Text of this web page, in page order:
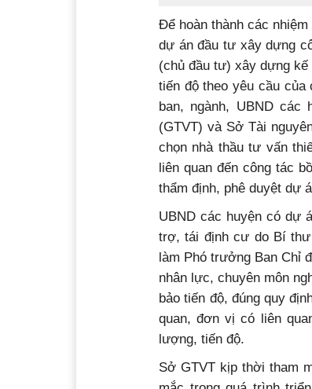
Để hoàn thành các
dự án đầu tư xây dựng
(chủ đầu tư) xây dựng
tiến độ theo yêu cầu
ban, ngành, UBND
(GTVT) và Sở Tài
chọn nhà thầu tư vấn
liên quan đến công tác
thẩm định, phê duyệt dự
UBND các huyện có dự
trợ, tái định cư do Bí thư
làm Phó trưởng Ban Chỉ
nhân lực, chuyên môn
bảo tiến độ, đúng quy
quan, đơn vị có liên
lượng, tiến độ.
Sở GTVT kịp thời tham